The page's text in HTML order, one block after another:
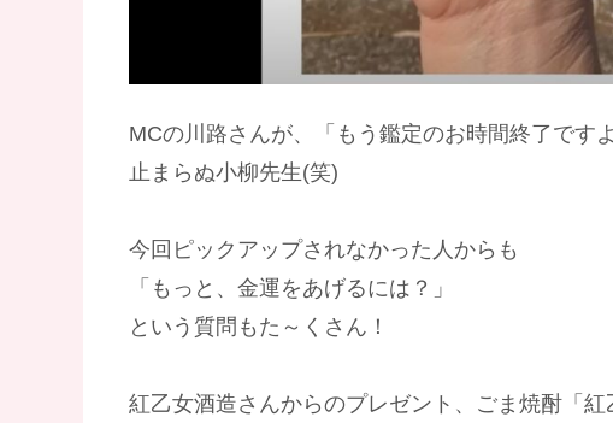
MCの川路さんが、「もう鑑定のお時間終了です
止まらぬ小柳先生(笑)
今回ピックアップされなかった人からも
「もっと、金運をあげるには？」
という質問もた～くさん！
紅乙女酒造さんからのプレゼント、ごま焼酎「